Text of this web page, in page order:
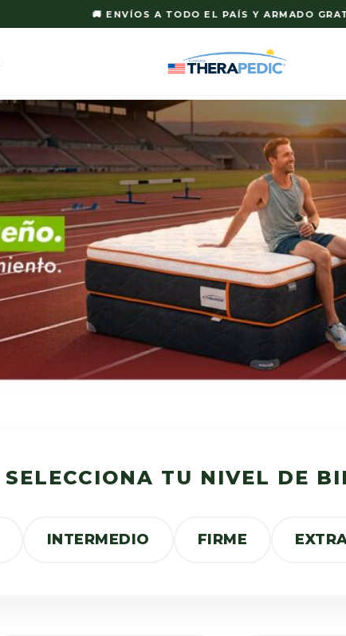
🚚 ENVÍOS A TODO EL PAÍS Y ARMADO GRATIS
SELECCIONA TU NIVEL DE
INTERMEDIO FIRME